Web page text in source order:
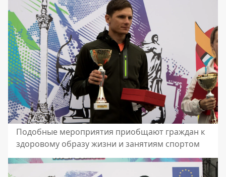
Подобные мероприятия приобщают граждан к
здоровому образу жизни и занятиям спортом